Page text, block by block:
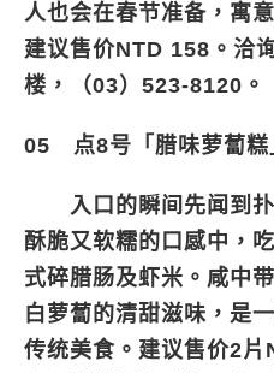
人也会在春节准备，寓
建议售价NTD 158。洽
楼，（03）523-8120。
05 点8号「腊味萝蔔糕
入口的瞬间先闻到扑
酥脆又软糯的口感中，
式碎腊肠及虾米。咸中
白萝蔔的清甜滋味，是
传统美食。建议售价2